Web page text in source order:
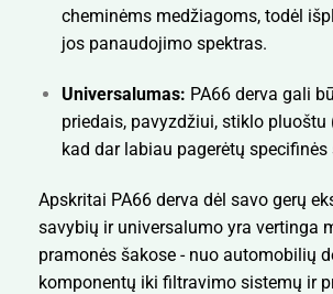
cheminėms medžiagoms, todėl
jos panaudojimo spektras.
Universalumas: PA66 derva gali
priedais, pavyzdžiui, stiklo pluoštu
kad dar labiau pagerėtų specifinės
Apskritai PA66 derva dėl savo gerų
savybių ir universalumo yra vertinga
pramonės šakose - nuo automobilių
komponentų iki filtravimo sistemų ir